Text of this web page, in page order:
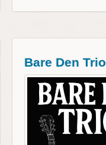
Bare Den Trio